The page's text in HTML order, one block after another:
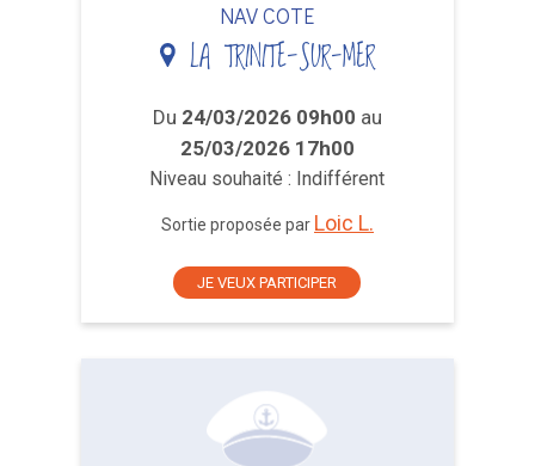
NAV COTE
LA TRINITE-SUR-MER
Du 24/03/2026 09h00 au
25/03/2026 17h00
Niveau souhaité : Indifférent
Sortie proposée par Loic L.
JE VEUX PARTICIPER